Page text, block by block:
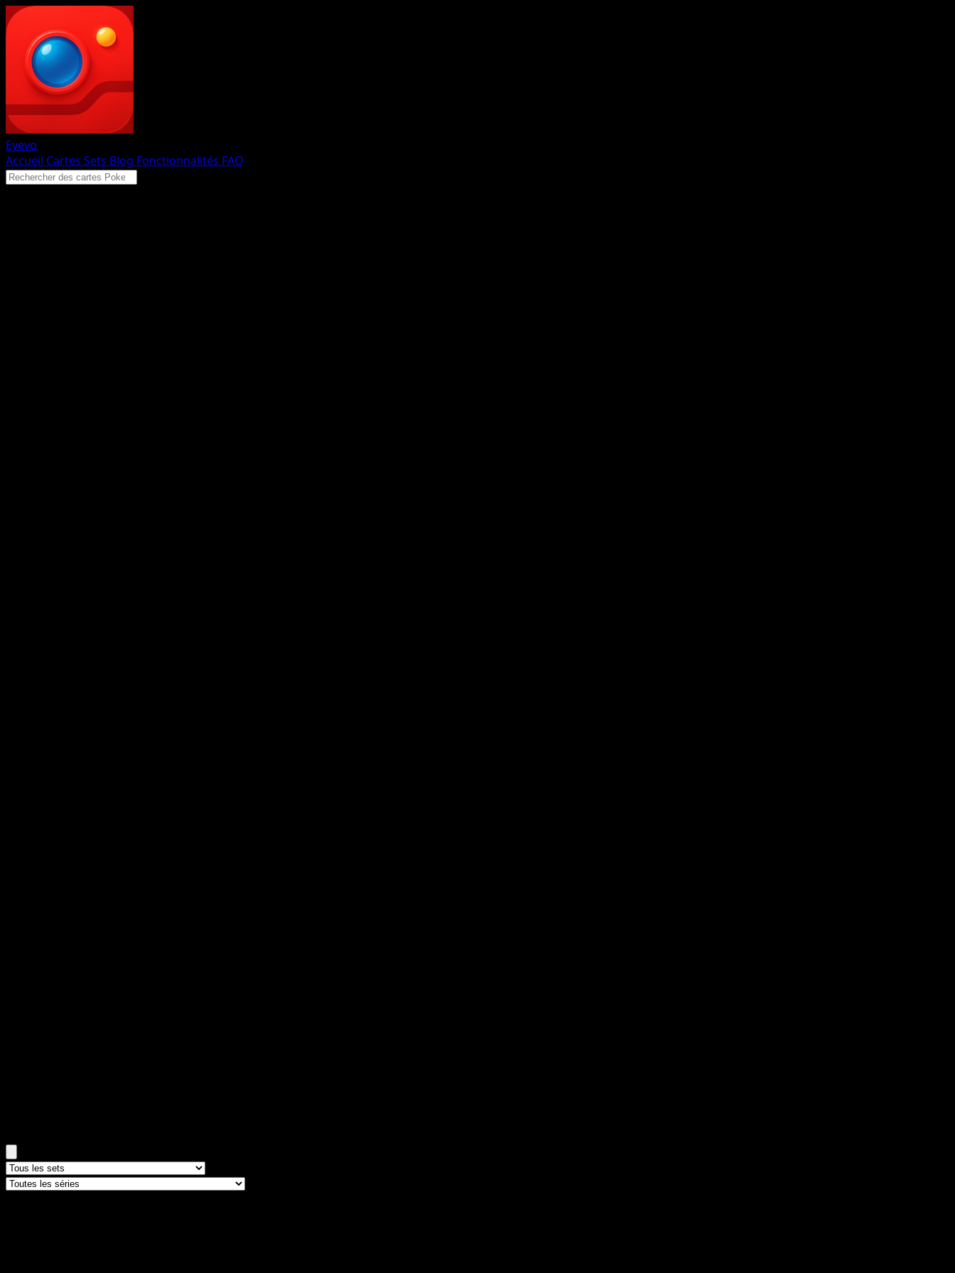
Eyevo
Accueil Cartes Sets Blog Fonctionnalités FAQ